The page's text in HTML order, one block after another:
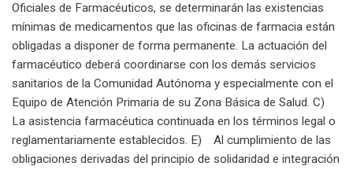
Oficiales de Farmacéuticos, se determinarán las existencias
mínimas de medicamentos que las oficinas de farmacia están
obligadas a disponer de forma permanente. La actuación del
farmacéutico deberá coordinarse con los demás servicios
sanitarios de la Comunidad Autónoma y especialmente con el
Equipo de Atención Primaria de su Zona Básica de Salud. C)
La asistencia farmacéutica continuada en los términos legal o
reglamentariamente establecidos. E) Al cumplimiento de las
obligaciones derivadas del principio de solidaridad e integración